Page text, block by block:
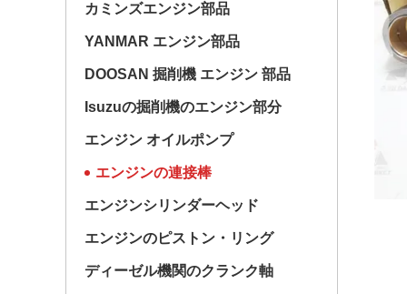
カミンズエンジン部品
YANMAR エンジン部品
DOOSAN 掘削機 エンジン 部品
Isuzuの掘削機のエンジン部分
エンジン オイルポンプ
エンジンの連接棒
エンジンシリンダーヘッド
エンジンのピストン・リング
ディーゼル機関のクランク軸